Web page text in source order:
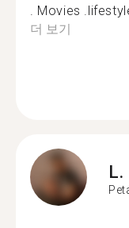
. Movies
더 보기
L.